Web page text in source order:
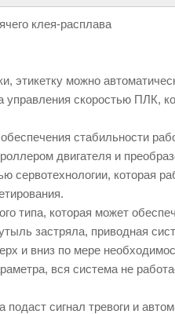
клея-расплава
этикетку можно
управления скоростью ПЛК,
стабильности
двигателя и
сервотехнологии, которая
типа, которая может
застряла, приводная
и вниз по мере
вся система не
сигнал тревоги и